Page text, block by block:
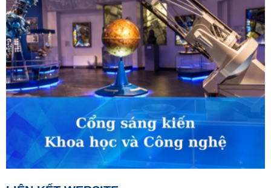
Người một nhà - Tập 1
04:15
Phim truyện
Người một nhà - Tập 2
05:05
S - Việt Nam
Phong tục cưới hỏi của người Gié Triêng
Phụ nữ và cuộc sống
Đánh thức giá trị bản địa
05:30 Chào buổi sáng